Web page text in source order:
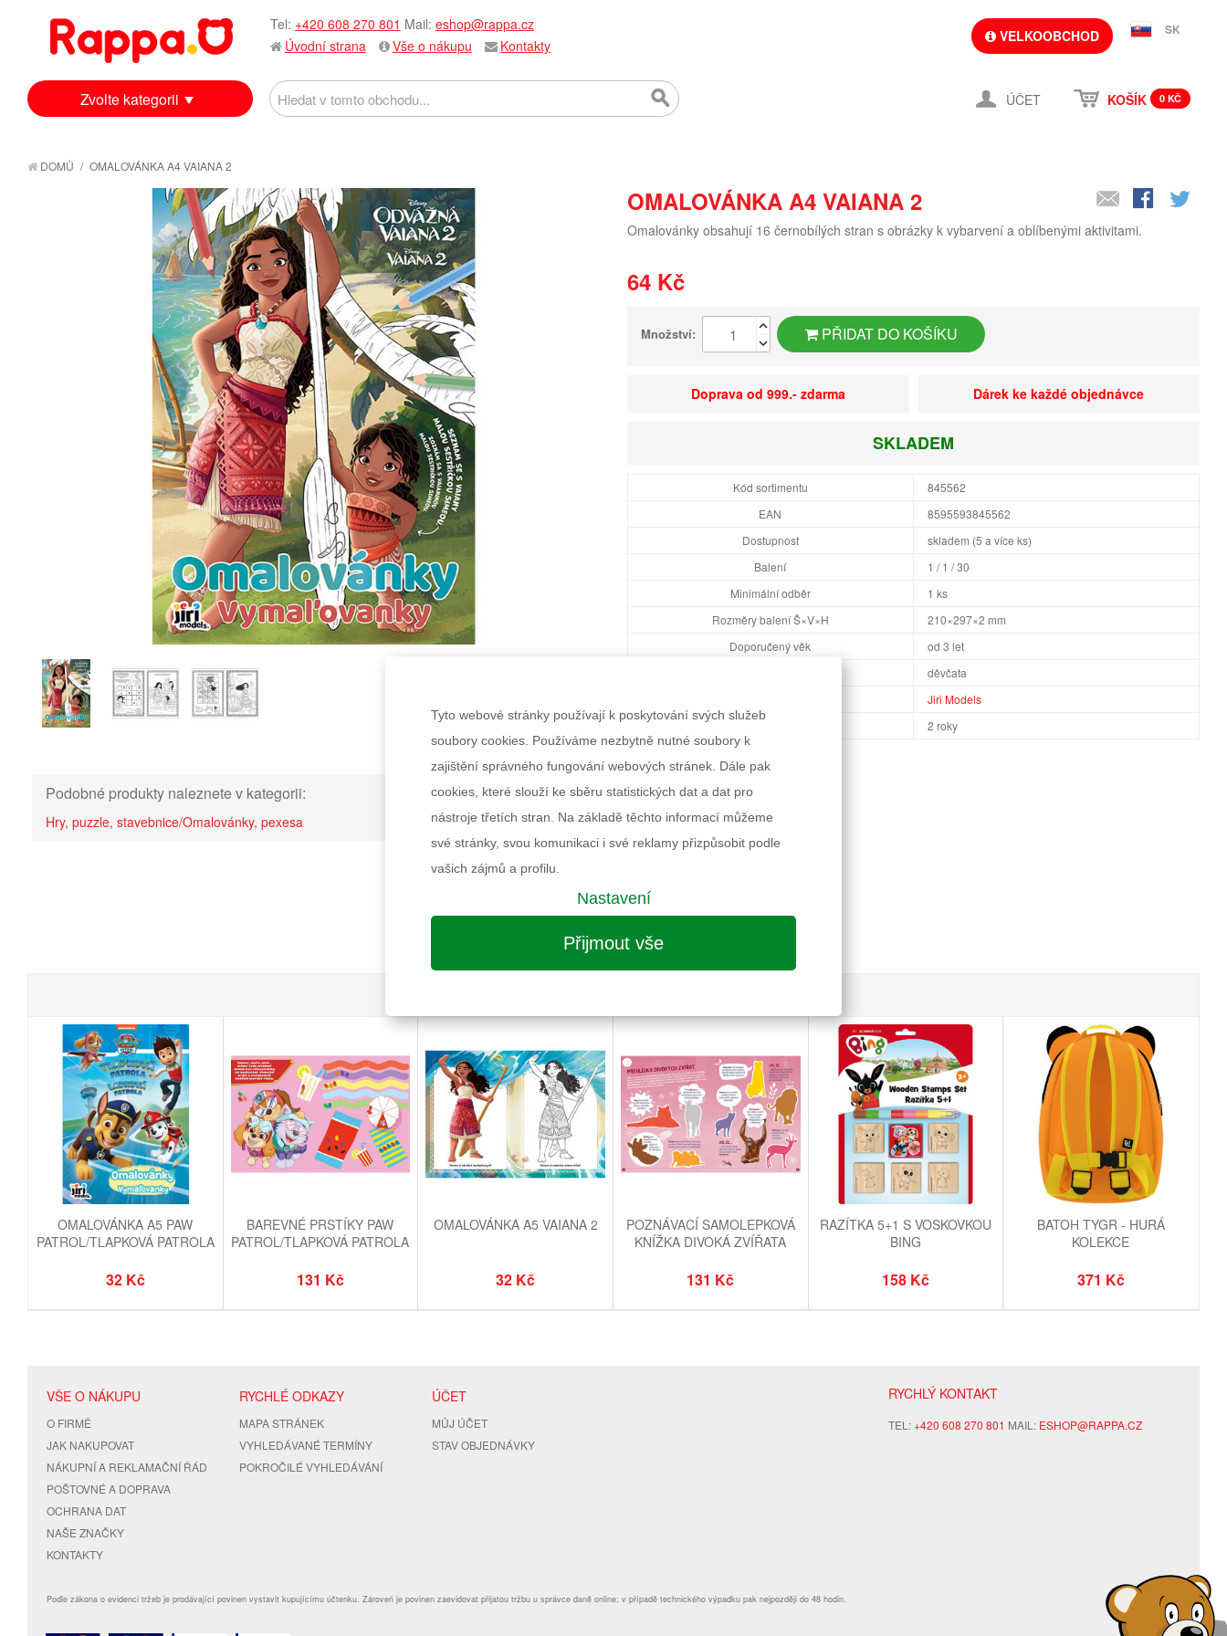
Tel: +420 608 270 801 Mail: eshop@rappa.cz
Úvodní strana
Vše o nákupu Kontakty
VELKOOBCHOD SK
ÚČET KOŠÍK 0 KČ
Zvolte kategorii
DOMŮ / OMALOVÁNKA A4 VAIANA 2
Podobné produkty naleznete v kategorii:
Hry, puzzle, stavebnice/Omalovánky, pexesa
OMALOVÁNKA A4 VAIANA 2
Omalovánky obsahují 16 černobílých stran s obrázky k vybarvení a oblíbenými aktivitami.
64 Kč
Množství: PŘIDAT DO KOŠÍKU
Doprava od 999.- zdarma Dárek ke každé objednávce
SKLADEM
Kód sortimentu
845562
EAN
8595593845562
Dostupnost
skladem (5 a více ks)
Balení
1 / 1 / 30
Minimální odběr
1 ks
Rozměry balení Š×V×H
210×297×2 mm
Doporučený věk
od 3 let
děvčata
Jiri Models
2 roky
OMALOVÁNKA A5 PAW
PATROL/TLAPKOVÁ PATROLA
32 Kč
BAREVNÉ PRSTÍKY PAW
PATROL/TLAPKOVÁ PATROLA
131 Kč
OMALOVÁNKA A5 VAIANA 2
32 Kč
POZNÁVACÍ SAMOLEPKOVÁ
KNÍŽKA DIVOKÁ ZVÍŘATA
131 Kč
RAZÍTKA 5+1 S VOSKOVKOU
BING
158 Kč
BATOH TYGR - HURÁ
KOLEKCE
371 Kč
RYCHLÝ KONTAKT
TEL:+420 608 270 801 MAIL: ESHOP@RAPPA.CZ
VŠE O NÁKUPU
O FIRMĚ
JAK NAKUPOVAT
NÁKUPNÍ A REKLAMAČNÍ ŘÁD
POŠTOVNÉ A DOPRAVA
OCHRANA DAT
NAŠE ZNAČKY
KONTAKTY
RYCHLÉ ODKAZY
MAPA STRÁNEK
VYHLEDÁVANÉ TERMÍNY
POKROČILÉ VYHLEDÁVÁNÍ
ÚČET
MŮJ ÚČET
STAV OBJEDNÁVKY
Podle zákona o evidenci tržeb je prodávající povinen vystavit kupujícímu účtenku. Zároveň je povinen zaevidovat přijatou tržbu u správce daně online; v případě technického výpadku pak nejpozději do 48 hodin.
Tyto webové stránky používají k poskytování svých služeb
soubory cookies. Používáme nezbytně nutné soubory k
zajištění správného fungování webových stránek. Dále pak
cookies, které slouží ke sběru statistických dat a dat pro
nástroje třetích stran. Na základě těchto informací můžeme
své stránky, svou komunikaci i své reklamy přizpůsobit podle
vašich zájmů a profilu.
Nastavení
Přijmout vše